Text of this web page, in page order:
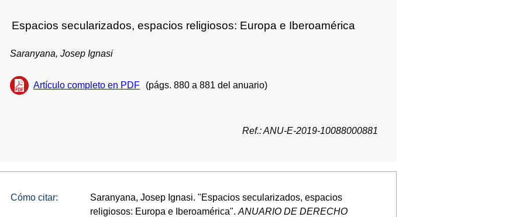
Espacios secularizados, espacios religiosos: Europa e Iberoamérica
Saranyana, Josep Ignasi
Artículo completo en PDF (págs. 880 a 881 del anuario)
Ref.: ANU-E-2019-10088000881
Cómo citar:
Saranyana, Josep Ignasi. "Espacios secularizados, espacios
religiosos: Europa e Iberoamérica".ANUARIO DE DERECHO